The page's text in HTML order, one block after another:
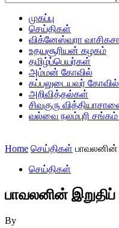
முகப்பு
செய்திகள்
விக்னேஸ்வரா
உதயசூரியன் கழகம்
தமிழ்ப்பெயர்கள்
அம்மன் கோவில்
கப்பலுடையவர் கோவில்
அறிவித்தல்கள்
சிவகுரு
வல்வை நலம்புரி
Home செய்திகள் பாவலனின்
செய்திகள்
பாவலனின்
By